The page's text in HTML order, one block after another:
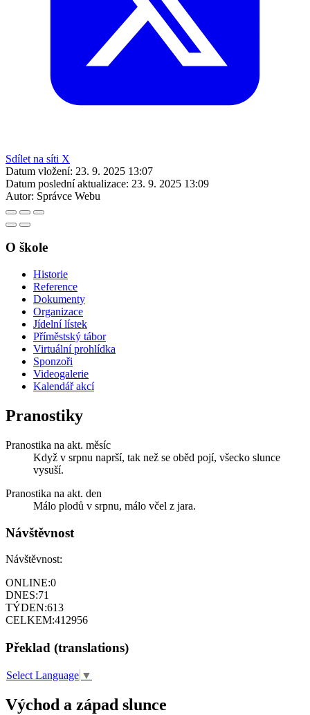
Sdílet na síti X
Datum vložení: 23. 9. 2025 13:07
Datum poslední aktualizace: 23. 9. 2025 13:09
Autor: Správce Webu
O škole
Historie
Reference
Dokumenty
Organizace
Jídelní lístek
Příměstský tábor
Virtuální prohlídka
Sponzoři
Videogalerie
Kalendář akcí
Pranostiky
Pranostika na akt. měsíc
Když v srpnu naprší, tak než se oběd pojí, všecko slunce
vysuší.
Pranostika na akt. den
Málo plodů v srpnu, málo včel z jara.
Návštěvnost
Návštěvnost:
ONLINE:0
DNES:71
TÝDEN:613
CELKEM:412956
Překlad (translations)
Select Language ▼
Východ a západ slunce